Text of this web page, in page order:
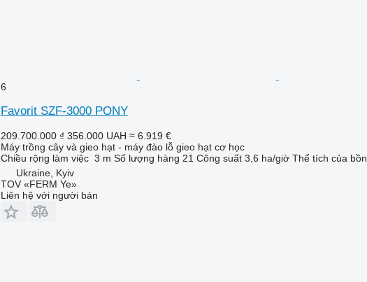
6
Favorit SZF-3000 PONY
209.700.000 ₫ 356.000 UAH ≈ 6.919 €
Máy trồng cây và gieo hạt - máy đào lỗ gieo hạt cơ học
Chiều rộng làm việc 3 m Số lượng hàng 21 Công suất 3,6 ha/giờ Thể tích của bồn
Ukraine, Kyiv
TOV «FERM Ye»
Liên hệ với người bán